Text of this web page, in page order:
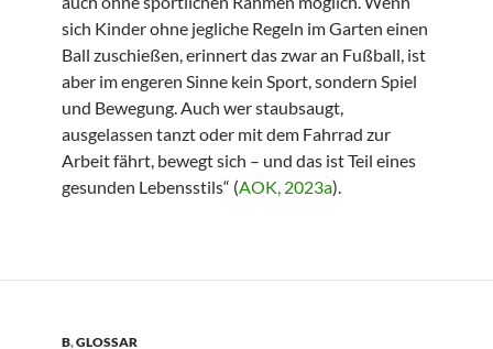
sich Kinder ohne jegliche Regeln im Garten einen
Ball zuschießen, erinnert das zwar an Fußball, ist
aber im engeren Sinne kein Sport, sondern Spiel
und Bewegung. Auch wer staubsaugt,
ausgelassen tanzt oder mit dem Fahrrad zur
Arbeit fährt, bewegt sich – und das ist Teil eines
gesunden Lebensstils“ (AOK, 2023a).
B,GLOSSAR